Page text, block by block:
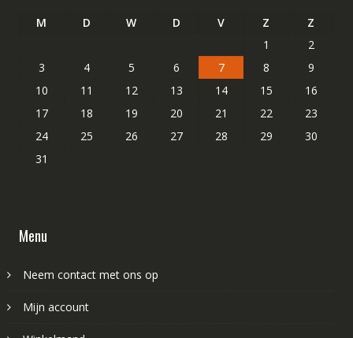
M D W D V Z
Z
1
2
3
4 5 6 7 8
9
10
11 12 13 14 15
16
17
18 19 20 21 22
23
24
25 26 27 28 29
30
31
Menu
Neem contact met ons op
Mijn account